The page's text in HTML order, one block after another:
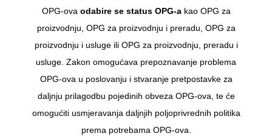
OPG-ova odabire se status OPG-a kao OPG za
proizvodnju, OPG za proizvodnju i preradu, OPG za
proizvodnju i usluge ili OPG za proizvodnju, preradu i
usluge. Zakon omogućava prepoznavanje problema
OPG-ova u poslovanju i stvaranje pretpostavke za
daljnju prilagodbu pojedinih obveza OPG-ova, te će
omogućiti usmjeravanja daljnjih poljoprivrednih politika
prema potrebama OPG-ova.